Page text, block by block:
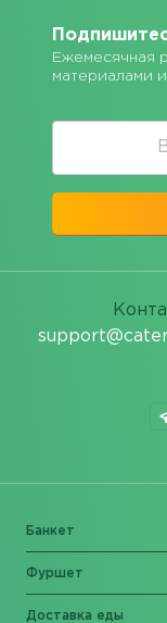
Ежемесячная
материалами
Банкет
Фуршет
Доставка еды